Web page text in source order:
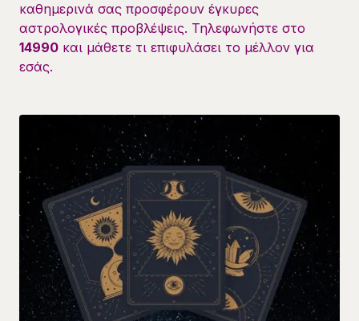
καθημερινά σας προσφέρουν έγκυρες
αστρολογικές προβλέψεις. Τηλεφωνήστε στο
14990 και μάθετε τι επιφυλάσει το μέλλον για
εσάς.